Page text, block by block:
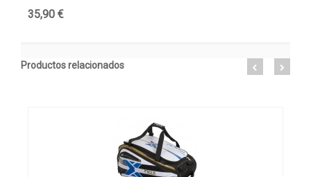
35,90 €
Productos relacionados